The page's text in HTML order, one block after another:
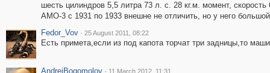
шесть цилиндров 5,5 литра 73 л. с. 28 кг.м. момент, скорость
АМО-3 с 1931 по 1933 внешне не отличить, но у него
Fedor_Vov · 25 August 2011, 08:22
Есть примета,если из под капота торчат три задницы,то
AndreiBogomolov · 11 March 2012, 11:31